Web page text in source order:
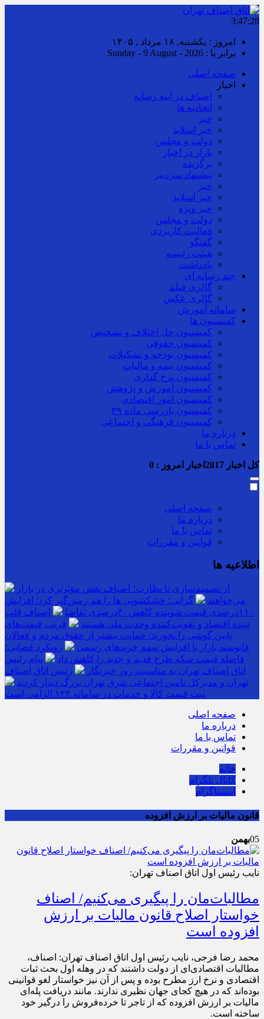
3:47:29
امروز : یکشنبه, ۱۸ مرداد , ۱۴۰۵
برابر با : Sunday - 9 August - 2026
صفحه اصلی
اخبار
اصناف در آینه رسانه
اتحادیه ها
خبر
خبر اسلايد
دولت و مجلس
بازار در اخبار
برگزیده
پیشنهاد سردبیر
خبر
خبر اسلايد
خبر ویژه
دولت و مجلس
فعالیت کاربردی
گفتگو
هیئت رئیسه
یادداشت
چند رسانه ای
گالری فیلم
گالری عکس
سامانه آموزش
کمیسیون ها
کمیسیون حل اختلاف و تشخیص
کمیسیون حقوقی
کمیسیون بودجه و تشکیلات
کمیسیون بیمه و مالیات
کمیسیون نرخ گذاری
کمیسیون آموزش و پژوهش
کمیسیون امور اقتصادی
کمیسیون بازرسی ماده ۳۹
کمیسیون فرهنگی و اجتماعی
درباره ما
تماس با ما
کل اخبار اخبار امروز : 0
صفحه اصلی
درباره ما
تماس با ما
قوانین و مقررات
اطلاعیه ها
از تصمیم‌سازی تا نظارت؛ اصناف نقش مؤثرتری در بازار
می‌خواهند
گرانی؛ خشکشویی‌ ها را هم زمین‌گیر کرد/ افزایش
۱۱۰درصدی قیمت شوینده کاهش۴۰درصدی تقاضا
اصناف قلب
تپنده اقتصاد و تقویت‌کننده وحدت ملی هستند
فریب قیمت‌های
پایین گوشی را نخورید/ حمایت بیشتر از حقوق مردم و فعالان
قانونمند بازار با افزایش سهم خریدهای رسمی
رویکرد قضایی؛
فاصله قیمت سکه طرح قدیم و جدید را کاهش داد
پیام رئیس
اتاق اصناف تهران به مناسبت روز خبرنگار
رئیس اتاق اصناف
تهران و مدیرکل تامین اجتماعی شرق تهران بزرگ دیدار کردند
ثبت قیمت کالا و خدمات در سامانه ۱۲۴ الزامی است
صفحه اصلی
درباره ما
تماس با ما
قوانین و مقررات
خانه
کانال تلگرام
اینستاگرام
قانون مالیات بر ارزش افزوده
05بهمن
نایب رئیس اول اتاق اصناف تهران:
مطالبات‌مان را پیگیری می‌کنیم/ اصناف
خواستار اصلاح قانون مالیات بر ارزش
افزوده است
محمد رضا فرجی، نایب رئیس اول اتاق اصناف تهران: اصناف،
مطالبات اقتصادی‌ای از دولت داشتند که در وهله اول بحث ثبات
اقتصادی و نرخ ارز مطرح بوده و پس از آن نیز خواستار لغو قوانینی
بوده‌اند که در هیچ کجای جهان نظیری ندارند. مانند دریافت پله‌ای
مالیات بر ارزش افزوده که از تاجر تا خرده‌فروش را درگیر خود
ساخته است.